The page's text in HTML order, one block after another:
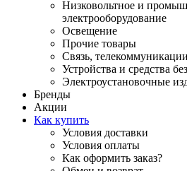
Низковольтное и
электрооборудование
Освещение
Прочие товары
Связь, телекоммуникации
Устройства и средства
Электроустановочные
Бренды
Акции
Как купить
Условия доставки
Условия оплаты
Как оформить заказ?